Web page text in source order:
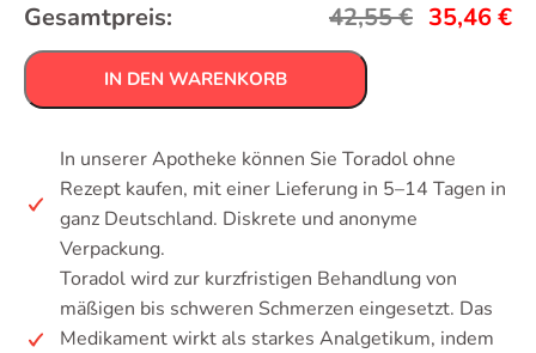
Gesamtpreis: 42,55€ 35,46€
IN DEN WARENKORB
In unserer Apotheke können Sie Toradol ohne
Rezept kaufen, mit einer Lieferung in 5–14 Tagen in
ganz Deutschland. Diskrete und anonyme
Verpackung.
Toradol wird zur kurzfristigen Behandlung von
mäßigen bis schweren Schmerzen eingesetzt. Das
Medikament wirkt als starkes Analgetikum, indem